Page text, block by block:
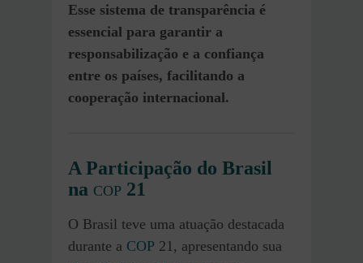
Esse sistema de transparência é
essencial para garantir a
responsabilização e a confiança
entre os países, facilitando a
cooperação internacional.
A Participação do Brasil
na COP 21
O Brasil teve uma atuação destacada
durante a COP 21, apresentando sua